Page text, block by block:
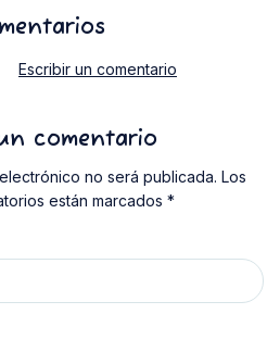
Escribir un comentario
comentario
no será publicada. Los
están marcados *